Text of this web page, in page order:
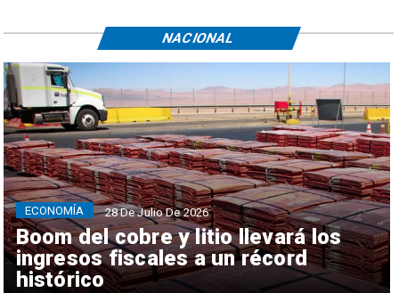
Boom del cobre y litio llevará los
ingresos fiscales a un récord
histórico
ECONOMÍA 28 De Julio De 2026
NACIONAL